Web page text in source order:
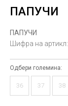
ПАПУЧИ
ПАПУЧИ
Шифра на артикл:
Одбери големина:
36 37 38